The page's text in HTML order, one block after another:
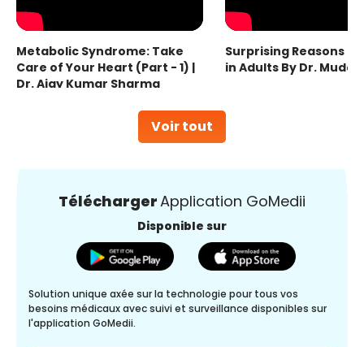
Voir tout
Metabolic Syndrome: Take
Care of Your Heart (Part - 1) |
Dr. Ajay Kumar Sharma
Surprising Reasons
in Adults By Dr.
TéléchargerApplication GoMedii
Disponible sur
Solution unique axée sur la technologie pour tous vos
besoins médicaux avec suivi et surveillance disponibles sur
l'application GoMedii.